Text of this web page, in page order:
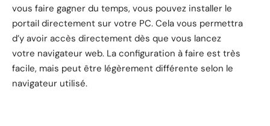
vous faire gagner du temps, vous pouvez installer le
portail directement sur votre PC. Cela vous permettra
d’y avoir accès directement dès que vous lancez
votre navigateur web. La configuration à faire est très
facile, mais peut être légèrement différente selon le
navigateur utilisé.